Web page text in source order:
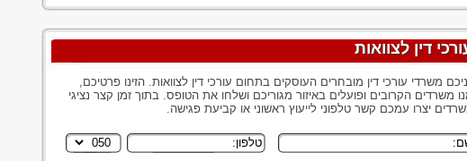
דין לצוואות
משרדי עורכי דין מובחרים העוסקים בתחום עורכי דין לצוואות. הזינו פרטיכם,
משרדים הקרובים ופועלים באיזור מגוריכם ושלחו את הטופס. בתוך זמן קצר נציגי
יצרו עמכם קשר טלפוני לייעוץ ראשוני או קביעת פגישה.